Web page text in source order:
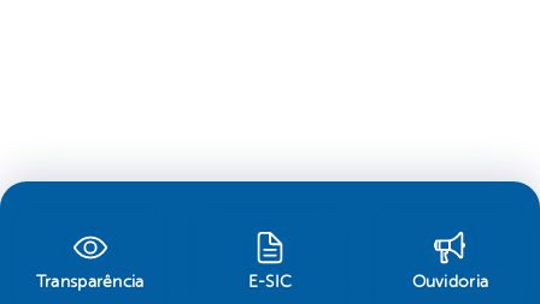
Transparência E-SIC Ouvidoria